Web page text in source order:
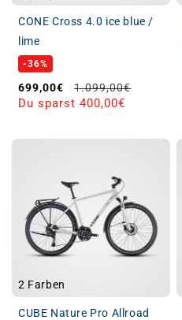
CONE Cross 4.0 ice blue /
lime
-36%
Verkaufspreis
699,00€ Normaler Preis
1.099,00€
Du sparst 400,00€
2 Farben
CUBE Nature Pro Allroad